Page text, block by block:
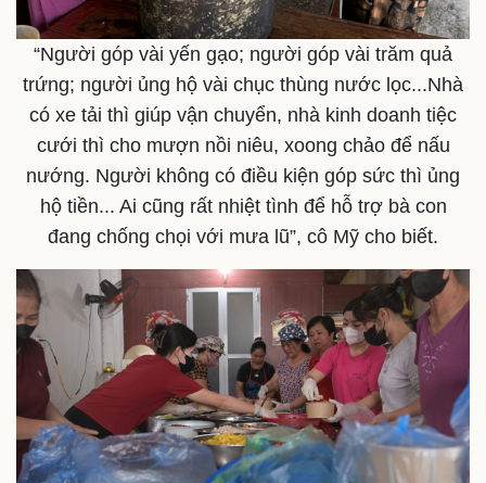
Doanh nghiệp
Doanh nghiệp 24h
Doanh nhân
Vì cộng đồng
Công nghệ
Sành điệu
Tin Công nghệ
Trải nghiệm
Chuyển đổi số
“Người góp vài yến gạo; người góp vài trăm quả
trứng; người ủng hộ vài chục thùng nước lọc...Nhà
có xe tải thì giúp vận chuyển, nhà kinh doanh tiệc
cưới thì cho mượn nồi niêu, xoong chảo để nấu
nướng. Người không có điều kiện góp sức thì ủng
hộ tiền... Ai cũng rất nhiệt tình để hỗ trợ bà con
đang chống chọi với mưa lũ”, cô Mỹ cho biết.